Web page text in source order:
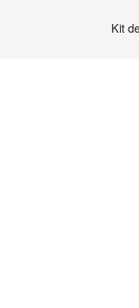
Kit